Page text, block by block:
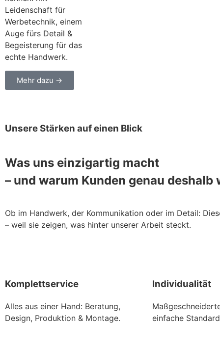
Leidenschaft für
Werbetechnik, einem
Auge fürs Detail &
Begeisterung für das
echte Handwerk.
Mehr dazu →
Unsere Stärken auf einen Blick
Was uns einzigartig macht
– und warum Kunden genau deshalb
Ob im Handwerk, der Kommunikation oder im Detail:
– weil sie zeigen, was hinter unserer Arbeit steckt.
Komplettservice
Alles aus einer Hand: Beratung,
Design, Produktion & Montage.
Individualität
einfache